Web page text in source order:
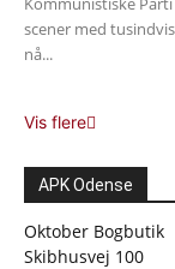
scener med
nå...
Vis flere
APK Odense
Oktober Bogbutik
Skibhusvej 100